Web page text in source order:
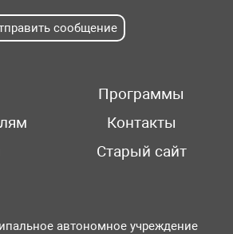
сообщение
Программы
Контакты
Старый сайт
автономное учреждение